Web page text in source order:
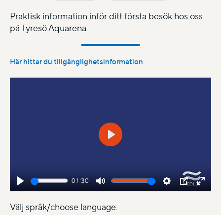
Praktisk information inför ditt första besök hos oss
på Tyresö Aquarena.
Här hittar du tillgänglighetsinformation
Play
01:30
Mute Settings
PIP Enter
Play
Välj språk/choose language: